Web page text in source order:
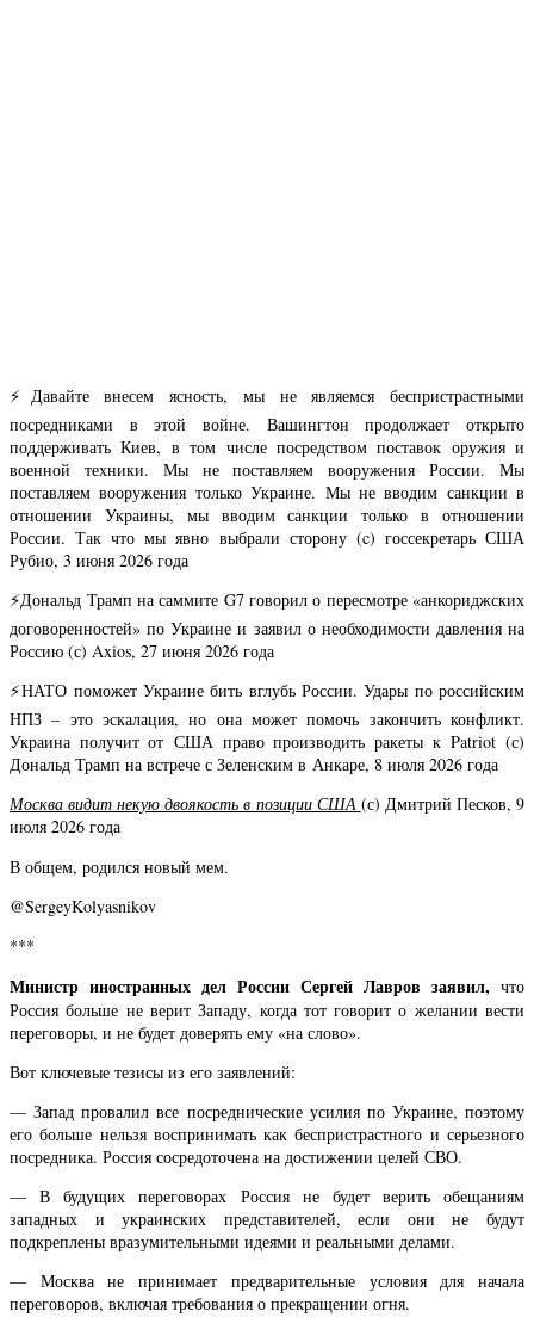
⚡️Давайте внесем ясность, мы не являемся беспристрастными
посредниками в этой войне. Вашингтон продолжает открыто
поддерживать Киев, в том числе посредством поставок оружия и
военной техники. Мы не поставляем вооружения России. Мы
поставляем вооружения только Украине. Мы не вводим санкции в
отношении Украины, мы вводим санкции только в отношении
России. Так что мы явно выбрали сторону (c) госсекретарь США
Рубио, 3 июня 2026 года
⚡️Дональд Трамп на саммите G7 говорил о пересмотре «анкориджских
договоренностей» по Украине и заявил о необходимости давления на
Россию (с) Axios, 27 июня 2026 года
⚡️НАТО поможет Украине бить вглубь России. Удары по российским
НПЗ – это эскалация, но она может помочь закончить конфликт.
Украина получит от США право производить ракеты к Patriot (с)
Дональд Трамп на встрече с Зеленским в Анкаре, 8 июля 2026 года
Москва видит некую двоякость в позиции США (с) Дмитрий Песков, 9
июля 2026 года
В общем, родился новый мем.
@SergeyKolyasnikov
***
Министр иностранных дел России Сергей Лавров заявил, что
Россия больше не верит Западу, когда тот говорит о желании вести
переговоры, и не будет доверять ему «на слово».
Вот ключевые тезисы из его заявлений:
— Запад провалил все посреднические усилия по Украине, поэтому
его больше нельзя воспринимать как беспристрастного и серьезного
посредника. Россия сосредоточена на достижении целей СВО.
— В будущих переговорах Россия не будет верить обещаниям
западных и украинских представителей, если они не будут
подкреплены вразумительными идеями и реальными делами.
— Москва не принимает предварительные условия для начала
переговоров, включая требования о прекращении огня.